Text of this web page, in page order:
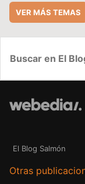
VER MÁS TEMAS
El Blog Salmón
Otras